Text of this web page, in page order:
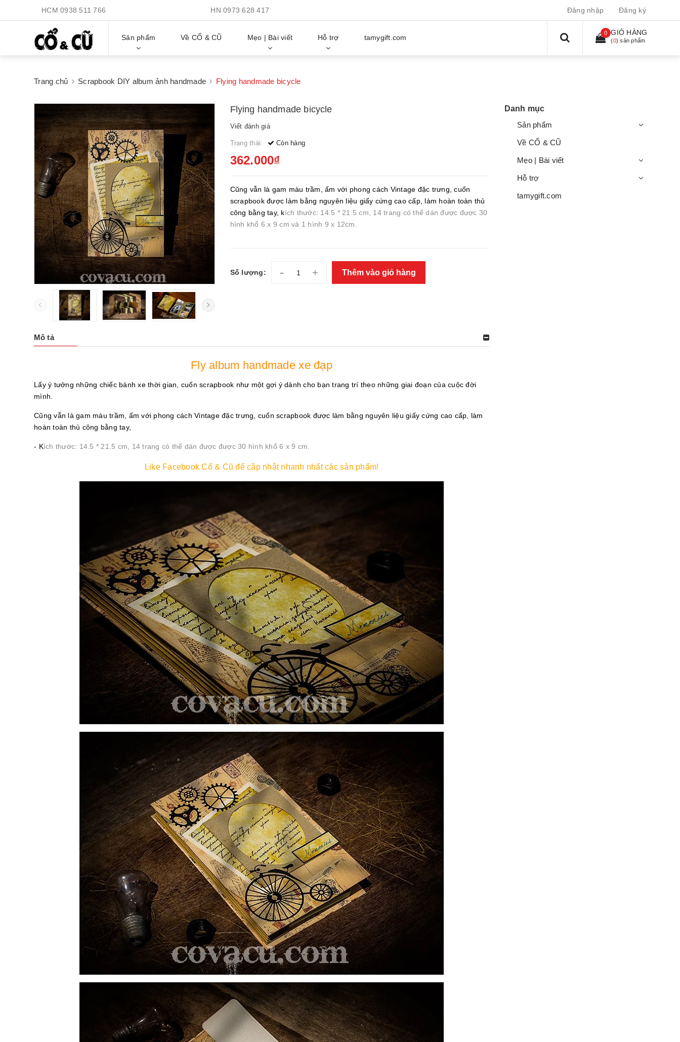
HCM 0938 511 766 HN0973 628 417 Đăng nhập Đăng ký
Sản phẩm Về CỔ & CŨ Mẹo | Bài viết Hỗ trợ tamygift.com
0 GIỎ HÀNG
(0) sản phẩm
Trang chủ Scrapbook DIY album ảnh handmade Flying handmade bicycle
Flying handmade bicycle
Viết đánh giá
Trạng thái: Còn hàng
362.000₫
Cũng vẫn là gam màu trầm, ấm với phong cách Vintage đặc trưng, cuốn
scrapbook được làm bằng nguyên liệu giấy cứng cao cấp, làm hoàn toàn thủ
công bằng tay, kích thước: 14.5 * 21.5 cm, 14 trang có thể dán được được 30
hình khổ 6 x 9 cm và 1 hình 9 x 12cm.
Số lượng: - + Thêm vào giỏ hàng
Mô tả
Fly album handmade xe đạp
Lấy ý tưởng những chiếc bánh xe thời gian, cuốn scrapbook như một gợi ý dành cho bạn trang trí theo những giai đoạn của cuộc đời
mình.
Cũng vẫn là gam màu trầm, ấm với phong cách Vintage đặc trưng, cuốn scrapbook được làm bằng nguyên liệu giấy cứng cao cấp, làm
hoàn toàn thủ công bằng tay,
- Kích thước: 14.5 * 21.5 cm, 14 trang có thể dán được được 30 hình khổ 6 x 9 cm.
Like Facebook Cổ & Cũ để cập nhật nhanh nhất các sản phẩm!
Danh mục
Sản phẩm
Về CỔ & CŨ
Mẹo | Bài viết
Hỗ trợ
tamygift.com